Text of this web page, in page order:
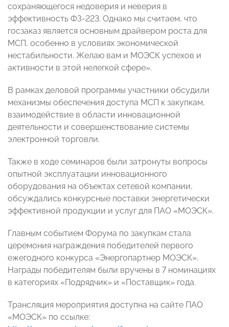
сохраняющегося недоверия и неверия в
эффективность ФЗ-223. Однако мы считаем, что
госзаказ является основным драйвером роста для
МСП, особенно в условиях экономической
нестабильности. Желаю вам и МОЭСК успехов и
активности в этой нелегкой сфере».
В рамках деловой программы участники обсудили
механизмы обеспечения доступа МСП к закупкам,
взаимодействие в области инновационной
деятельности и совершенствование системы
электронной торговли.
Также в ходе семинаров были затронуты вопросы
опытной эксплуатации инновационного
оборудования на объектах сетевой компании,
обсуждались конкурсные поставки энергетически
эффективной продукции и услуг для ПАО «МОЭСК».
Главным событием Форума по закупкам стала
церемония награждения победителей первого
ежегодного конкурса «Энергопартнер МОЭСК».
Награды победителям были вручены в 7 номинациях
в категориях «Подрядчик» и «Поставщик» года.
Трансляция мероприятия доступна на сайте ПАО
«МОЭСК» по ссылке: